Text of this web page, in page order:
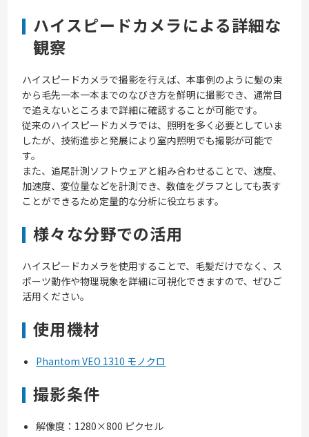
ハイスピードカメラによる詳細な
観察
ハイスピードカメラで撮影を行えば、本事例のように髪の束
から毛先一本一本までのなびき方を鮮明に撮影でき、通常目
で追えないところまで詳細に確認することが可能です。
従来のハイスピードカメラでは、照明を多く必要としていま
したが、技術進歩と発展により室内照明でも撮影が可能で
す。
また、追尾計測ソフトウェアと組み合わせることで、速度、
加速度、変位量などを計測でき、数値をグラフとしても表す
ことができるため定量的な分析に役立ちます。
様々な分野での活用
ハイスピードカメラを使用することで、毛髪だけでなく、ス
ポーツ動作や物理現象を詳細に可視化できますので、ぜひご
活用ください。
使用機材
Phantom VEO 1310 モノクロ
撮影条件
解像度：1280×800 ピクセル